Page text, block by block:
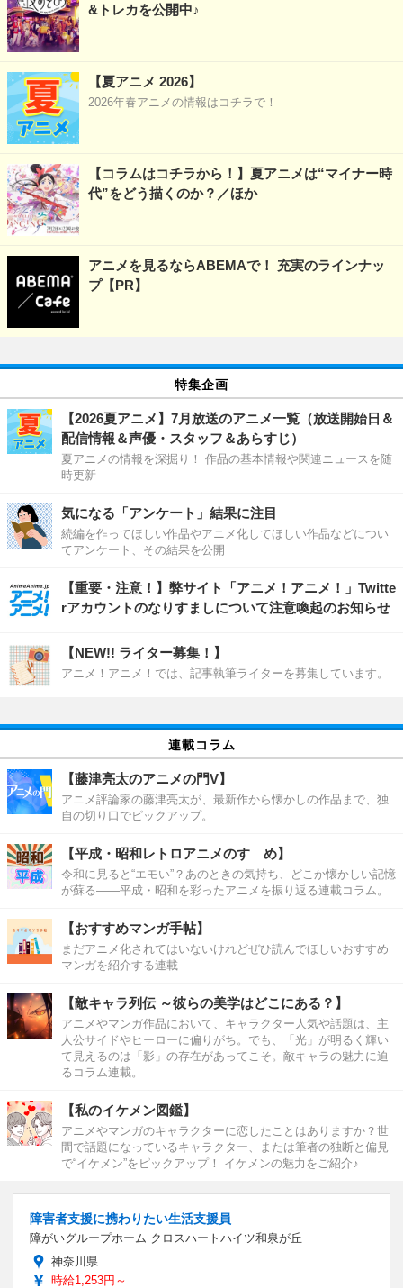
&トレカを公開中♪
【夏アニメ 2026】
2026年春アニメの情報はコチラで！
【コラムはコチラから！】夏アニメは“マイナー時
代”をどう描くのか？／ほか
アニメを見るならABEMAで！ 充実のラインナッ
プ【PR】
特集企画
【2026夏アニメ】7月放送のアニメ一覧（放送開始日＆
配信情報＆声優・スタッフ＆あらすじ）
夏アニメの情報を深掘り！ 作品の基本情報や関連ニュースを随
時更新
気になる「アンケート」結果に注目
続編を作ってほしい作品やアニメ化してほしい作品などについ
てアンケート、その結果を公開
【重要・注意！】弊サイト「アニメ！アニメ！」Twitte
rアカウントのなりすましについて注意喚起のお知らせ
【NEW!! ライター募集！】
アニメ！アニメ！では、記事執筆ライターを募集しています。
連載コラム
【藤津亮太のアニメの門V】
アニメ評論家の藤津亮太が、最新作から懐かしの作品まで、独
自の切り口でピックアップ。
【平成・昭和レトロアニメのすゝめ】
令和に見ると“エモい”？あのときの気持ち、どこか懐かしい記憶
が蘇る――平成・昭和を彩ったアニメを振り返る連載コラム。
【おすすめマンガ手帖】
まだアニメ化されてはいないけれどぜひ読んでほしいおすすめ
マンガを紹介する連載
【敵キャラ列伝 ～彼らの美学はどこにある？】
アニメやマンガ作品において、キャラクター人気や話題は、主
人公サイドやヒーローに偏りがち。でも、「光」が明るく輝い
て見えるのは「影」の存在があってこそ。敵キャラの魅力に迫
るコラム連載。
【私のイケメン図鑑】
アニメやマンガのキャラクターに恋したことはありますか？世
間で話題になっているキャラクター、または筆者の独断と偏見
で“イケメン”をピックアップ！ イケメンの魅力をご紹介♪
障害者支援に携わりたい生活支援員
障がいグループホーム クロスハートハイツ和泉が丘
神奈川県
時給1,253円～